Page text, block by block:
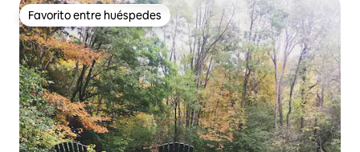
Favorito entre huéspedes
Favorito entre huéspedes